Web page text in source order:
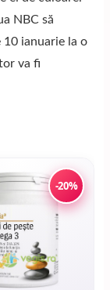
NBC să
10 ianuarie la o
va fi
-20%